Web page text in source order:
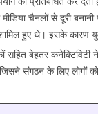
चैनलों से दूरी
हुए थे। इसके कारण
बेहतर कनेक्टिविटी ने
संगठन के लिए लोगों